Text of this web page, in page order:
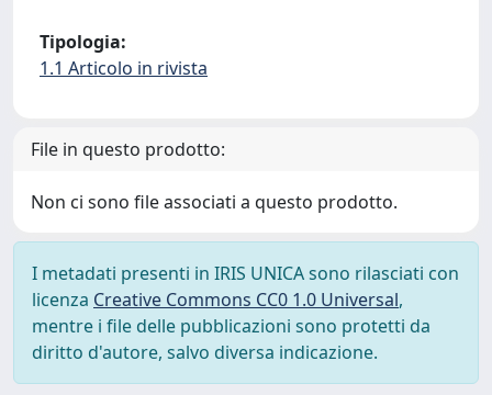
Tipologia:
1.1 Articolo in rivista
File in questo prodotto:
Non ci sono file associati a questo prodotto.
I metadati presenti in IRIS UNICA sono rilasciati con
licenza Creative Commons CC0 1.0 Universal,
mentre i file delle pubblicazioni sono protetti da
diritto d'autore, salvo diversa indicazione.